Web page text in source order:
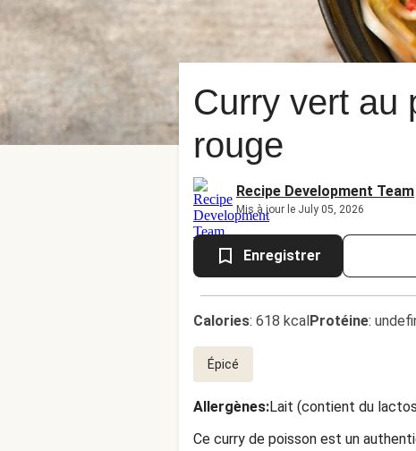
Curry vert au
rouge
Recipe Development Team
Mis à jour le July 05, 2026
Enregistrer
Calories: 618 kcalProtéine:
Épicé
Allergènes:Lait (contient du
Ce curry de poisson est un